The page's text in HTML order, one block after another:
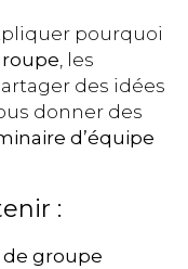
pourquoi
, les
des idées
donner des
d’équipe
:
de groupe